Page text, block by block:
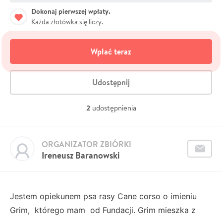
Dokonaj pierwszej wpłaty.
Każda złotówka się liczy.
Wpłać teraz
Udostępnij
2 udostępnienia
Ireneusz Baranowski
ORGANIZATOR ZBIÓRKI
Jestem opiekunem psa rasy Cane corso o imieniu
Grim, którego mam od Fundacji. Grim mieszka z